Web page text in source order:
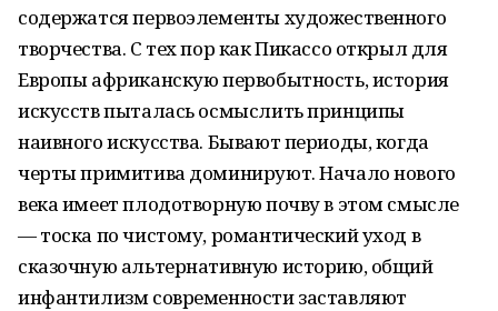
содержатся первоэлементы художественного
творчества. С тех пор как Пикассо открыл для
Европы африканскую первобытность, история
искусств пыталась осмыслить принципы
наивного искусства. Бывают периоды, когда
черты примитива доминируют. Начало нового
века имеет плодотворную почву в этом смысле
— тоска по чистому, романтический уход в
сказочную альтернативную историю, общий
инфантилизм современности заставляют